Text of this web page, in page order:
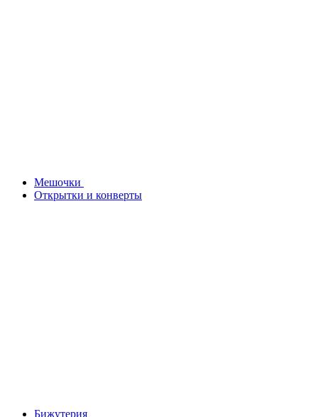
Мешочки
Открытки и конверты
Бижутерия